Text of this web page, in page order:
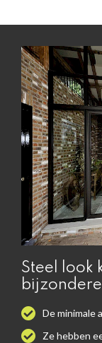
Steel look
De minimale
Ze hebben